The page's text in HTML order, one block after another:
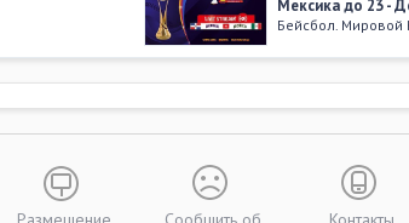
Мексика до 23 -
Бейсбол. Мировой
23 октября
06 ноября 2016
Япония до 23 -
Бейсбол. Мировой